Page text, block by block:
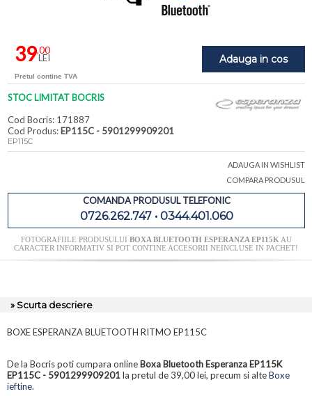
Adauga in cos
39,00
LEI
Pretul contine TVA
STOC LIMITAT BOCRIS
Cod Bocris: 171887
Cod Produs: EP115C - 5901299909201
EP115C
ADAUGA IN WISHLIST
COMPARA PRODUSUL
COMANDA PRODUSUL TELEFONIC
0726.262.747 • 0344.401.060
FOTOGRAFIILE PRODUSULUI BOXA BLUETOOTH ESPERANZA EP115K AU
CARACTER INFORMATIV SI POT CONTINE ACCESORII NEINCLUSE IN PACHET!
» Scurta descriere
BOXE ESPERANZA BLUETOOTH RITMO EP115C
De la Bocris poti cumpara online Boxa Bluetooth Esperanza EP115K
EP115C - 5901299909201la pretul de 39,00 lei, precum si alteBoxe
ieftine.